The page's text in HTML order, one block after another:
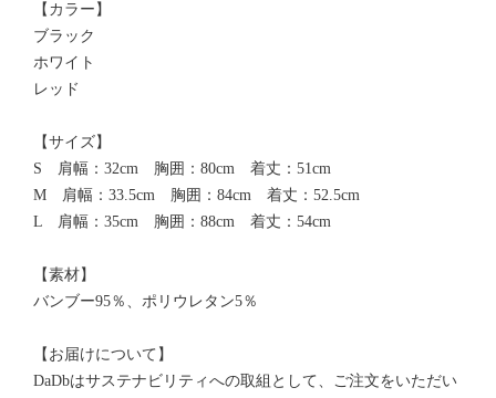
【カラー】
ブラック
ホワイト
レッド
【サイズ】
S 肩幅：32cm 胸囲：80cm 着丈：51cm
M 肩幅：33.5cm 胸囲：84cm 着丈：52.5cm
L 肩幅：35cm 胸囲：88cm 着丈：54cm
【素材】
バンブー95％、ポリウレタン5％
【お届けについて】
DaDbはサステナビリティへの取組として、ご注文をいただい